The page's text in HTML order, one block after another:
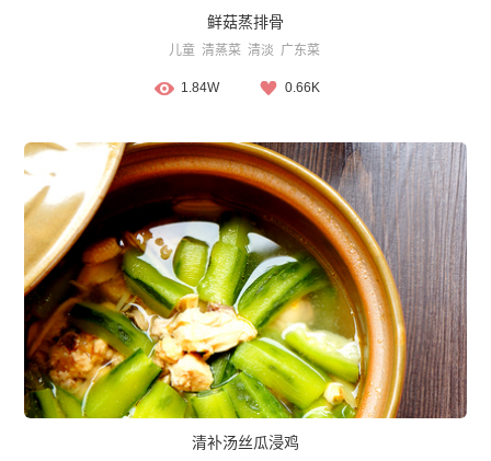
鲜菇蒸排骨
儿童 清蒸菜 清淡 广东菜
1.84W 0.66K
清补汤丝瓜浸鸡